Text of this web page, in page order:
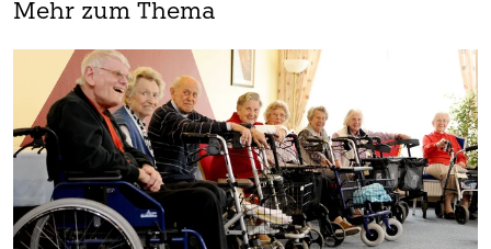
Mehr zum Thema